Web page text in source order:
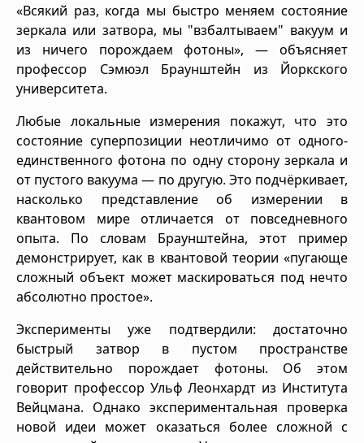
«Всякий раз, когда мы быстро меняем состояние
зеркала или затвора, мы "взбалтываем" вакуум и
из ничего порождаем фотоны», — объясняет
профессор Сэмюэл Браунштейн из Йоркского
университета.
Любые локальные измерения покажут, что это
состояние суперпозиции неотличимо от одного-
единственного фотона по одну сторону зеркала и
от пустого вакуума — по другую. Это подчёркивает,
насколько представление об измерении в
квантовом мире отличается от повседневного
опыта. По словам Браунштейна, этот пример
демонстрирует, как в квантовой теории «пугающе
сложный объект может маскироваться под нечто
абсолютно простое».
Эксперименты уже подтвердили: достаточно
быстрый затвор в пустом пространстве
действительно порождает фотоны. Об этом
говорит профессор Ульф Леонхардт из Института
Вейцмана. Однако экспериментальная проверка
новой идеи может оказаться более сложной с